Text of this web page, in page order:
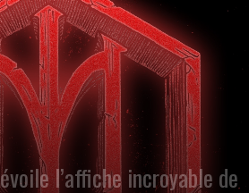
l’affiche incroyable de